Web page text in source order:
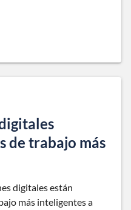
de trabajo más
digitales están
más inteligentes a